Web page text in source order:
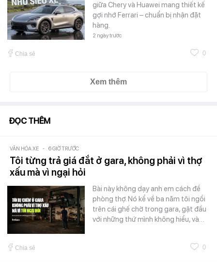
giữa Chery và Huawei mang thiết kế
gợi nhớ Ferrari – chuẩn bị nhận đặt
hàng.
2 ngày trước
Chia sẻ 0
Xem thêm
ĐỌC THÊM
VĂN HÓA XE - 6 GIỜ TRƯỚC
Tôi từng trả giá đắt ở gara, không phải vì thợ
xấu mà vì ngại hỏi
Bài này không dạy anh em cách đề
phòng thợ. Nó kể về ba năm tôi ngồi
trên cái ghế chờ trong gara, gật đầu
với những thứ mình không hiểu, và…
Chia sẻ 0